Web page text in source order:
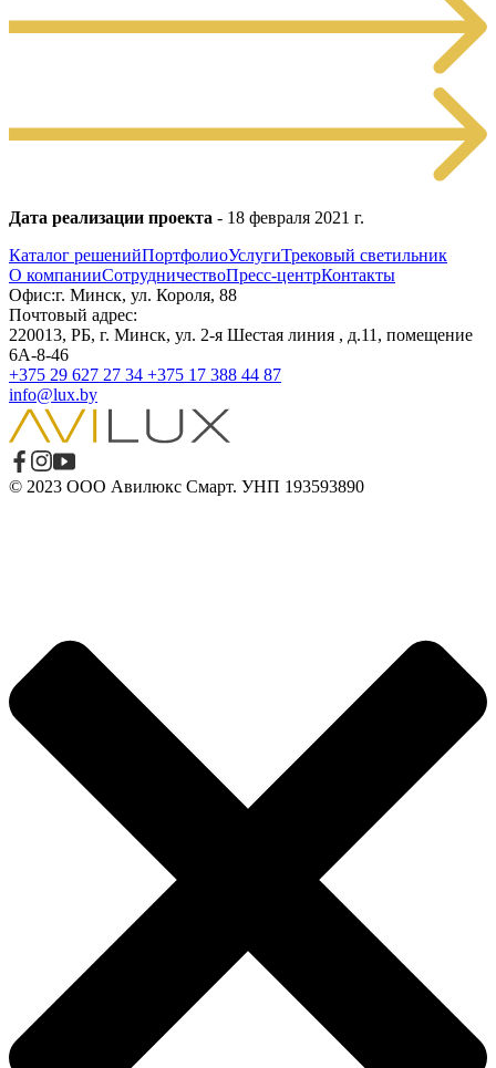
Дата реализации проекта - 18 февраля 2021 г.
Каталог решенийПортфолиоУслугиТрековый светильник
О компанииСотрудничествоПресс-центрКонтакты
Офис:г. Минск, ул. Короля, 88
Почтовый адрес:
220013, РБ, г. Минск, ул. 2-я Шестая линия , д.11, помещение
6А-8-46
+375 29 627 27 34 +375 17 388 44 87
info@lux.by
© 2023 ООО Авилюкс Смарт. УНП 193593890